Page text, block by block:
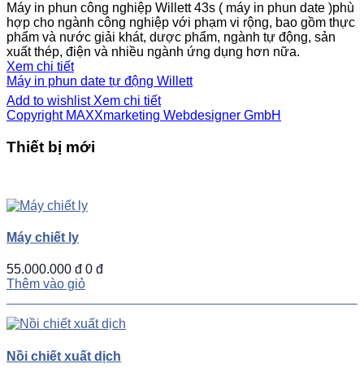
Máy in phun công nghiệp Willett 43s ( máy in phun date )phù
hợp cho ngành công nghiệp với phạm vi rộng, bao gồm thực
phẩm và nước giải khát, dược phẩm, ngành tự động, sản
xuất thép, điện và nhiều ngành ứng dụng hơn nữa.
Xem chi tiết
Máy in phun date tự động Willett
Add to wishlist Xem chi tiết
Copyright MAXXmarketing Webdesigner GmbH
Thiết bị mới
Máy chiết ly
55.000.000 đ 0 đ
Thêm vào giỏ
Nồi chiết xuất dịch